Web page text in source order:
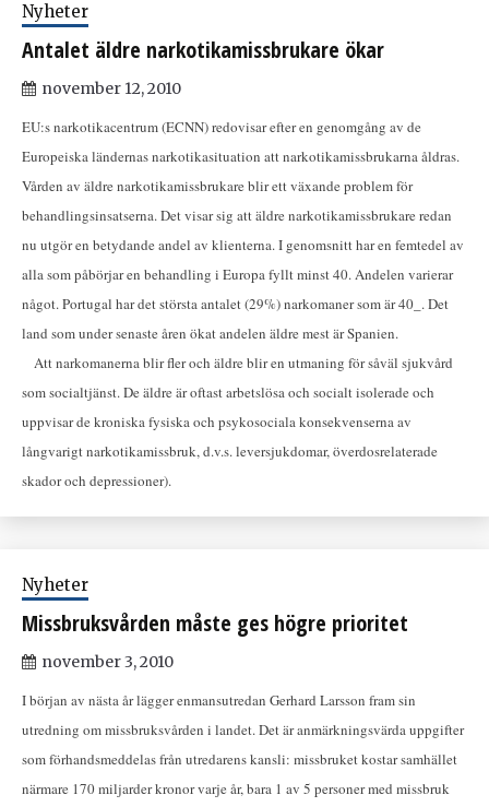
Nyheter
Antalet äldre narkotikamissbrukare ökar
november 12, 2010
EU:s narkotikacentrum (ECNN) redovisar efter en genomgång av de
Europeiska ländernas narkotikasituation att narkotikamissbrukarna åldras.
Vården av äldre narkotikamissbrukare blir ett växande problem för
behandlingsinsatserna. Det visar sig att äldre narkotikamissbrukare redan
nu utgör en betydande andel av klienterna. I genomsnitt har en femtedel av
alla som påbörjar en behandling i Europa fyllt minst 40. Andelen varierar
något. Portugal har det största antalet (29%) narkomaner som är 40_. Det
land som under senaste åren ökat andelen äldre mest är Spanien.
Att narkomanerna blir fler och äldre blir en utmaning för såväl sjukvård
som socialtjänst. De äldre är oftast arbetslösa och socialt isolerade och
uppvisar de kroniska fysiska och psykosociala konsekvenserna av
långvarigt narkotikamissbruk, d.v.s. leversjukdomar, överdosrelaterade
skador och depressioner).
Nyheter
Missbruksvården måste ges högre prioritet
november 3, 2010
I början av nästa år lägger enmansutredan Gerhard Larsson fram sin
utredning om missbruksvården i landet. Det är anmärkningsvärda uppgifter
som förhandsmeddelas från utredarens kansli: missbruket kostar samhället
närmare 170 miljarder kronor varje år, bara 1 av 5 personer med missbruk